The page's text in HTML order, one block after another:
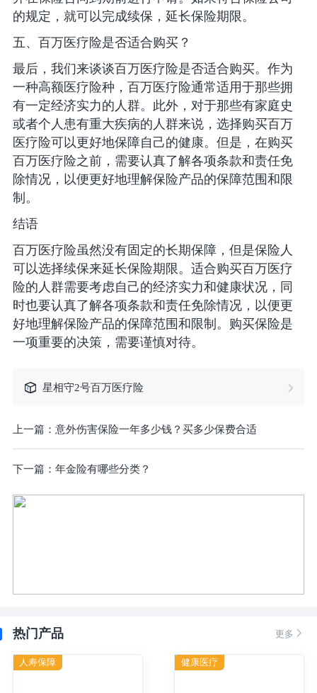
的规定，就可以完成续保，延长保险期限。
五、百万医疗险是否适合购买？
最后，我们来谈谈百万医疗险是否适合购买。作为
一种高额医疗险种，百万医疗险通常适用于那些拥
有一定经济实力的人群。此外，对于那些有家庭史
或者个人患有重大疾病的人群来说，选择购买百万
医疗险可以更好地保障自己的健康。但是，在购买
百万医疗险之前，需要认真了解各项条款和责任免
除情况，以便更好地理解保险产品的保障范围和限
制。
结语
百万医疗险虽然没有固定的长期保障，但是保险人
可以选择续保来延长保险期限。适合购买百万医疗
险的人群需要考虑自己的经济实力和健康状况，同
时也要认真了解各项条款和责任免除情况，以便更
好地理解保险产品的保障范围和限制。购买保险是
一项重要的决策，需要谨慎对待。
星相守2号百万医疗险
上一篇： 意外伤害保险一年多少钱？买多少保费合适
下一篇： 年金险有哪些分类？
热门产品 更多 
人寿保障 健康医疗